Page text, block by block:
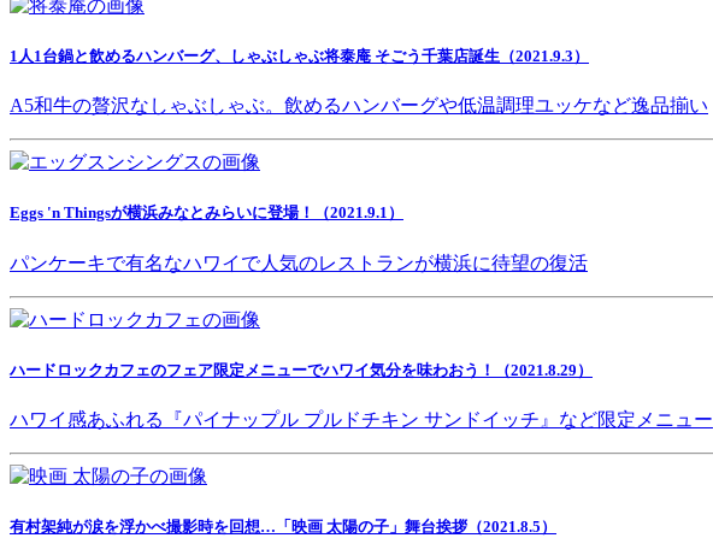
1人1台鍋と飲めるハンバーグ、しゃぶしゃぶ将泰庵 そごう千葉店誕生（2021.9.3）
A5和牛の贅沢なしゃぶしゃぶ。飲めるハンバーグや低温調理ユッケなど逸品揃い
Eggs 'n Thingsが横浜みなとみらいに登場！（2021.9.1）
パンケーキで有名なハワイで人気のレストランが横浜に待望の復活
ハードロックカフェのフェア限定メニューでハワイ気分を味わおう！（2021.8.29）
ハワイ感あふれる『パイナップル プルドチキン サンドイッチ』など限定メニュー
有村架純が涙を浮かべ撮影時を回想…「映画 太陽の子」舞台挨拶（2021.8.5）